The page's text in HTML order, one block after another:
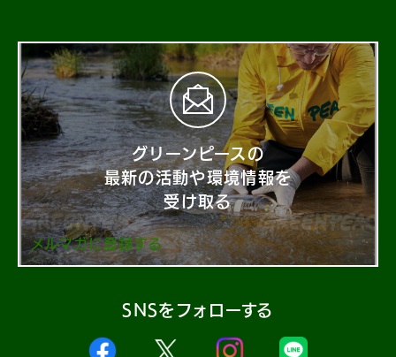
グリーンピースの
最新の活動や環境情報を
受け取る
メルマガに登録する
SNSをフォローする